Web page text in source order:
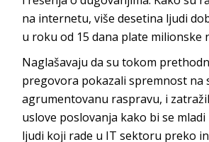
na internetu, više desetina ljudi
u roku od 15 dana plate milionske
Naglašavaju da su tokom
pregovora pokazali spremnost na
agrumentovanu raspravu, i
uslove poslovanja kako bi se
ljudi koji rade u IT sektoru preko